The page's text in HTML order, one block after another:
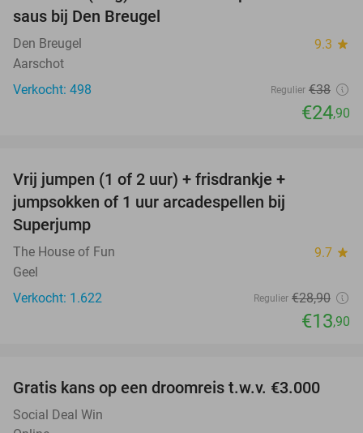
saus bij Den Breugel
Den Breugel 9.3 star
Aarschot
Verkocht: 498
Regulier €38
€24,90
Vrij jumpen (1 of 2 uur) + frisdrankje +
jumpsokken of 1 uur arcadespellen bij
Superjump
The House of Fun 9.7 star
Geel
Verkocht: 1.622
Regulier €28,90
€13,90
Gratis kans op een droomreis t.w.v. €3.000
Social Deal Win